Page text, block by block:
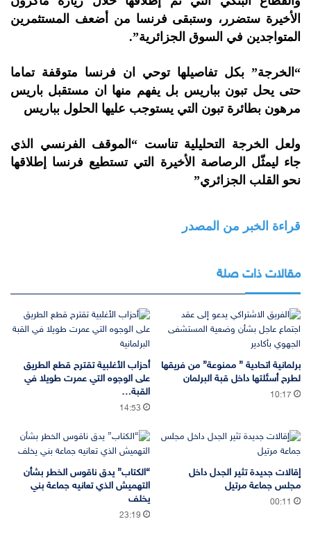
الأخيرة ستضرر، وستبقى فرنسا من أضعف المستثمرين
المتواجدين في السوق الجزائرية”.
“الخرجة” بكل تفاصيلها توحي ان فرنسا متوقفة تماما
حتى يحل تبون بباريس بل يفهم منها ان مستقبل باريس
مرهون بطائرة تبون التي يستوجب عليها الحلول بباريس
ولعل الخرجة التحليلية تناست “الموقف الفرنسي الذي
جاء ليمثّل الرصاصة الأخيرة التي تستطيع فرنسا إطلاقها
نحو القلب الجزائري”
قراءة الخبر من المصدر
مقالات ذات صلة
برلمانية اتحادية ” ممنوعة” من فريقها
لطرح أسئلتها داخل قبة البرلمان
10:17
أحزاب الأغلبية تقترح قطع الطريق
على الوجوه التي عمرت طويلا في
القبة…
14:53
إقالات جديدة تثير الجدل داخل
مجلس جماعة مرتيل
00:11
“الكتاب” يدق ناقوس الخطر بشأن
التهميش الذي تعانيه جماعة بني
يخلف
23:19